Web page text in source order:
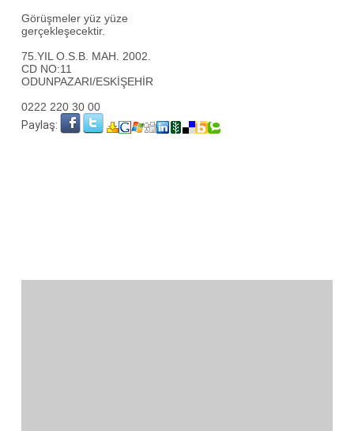
Görüşmeler yüz yüze
gerçekleşecektir.
75.YIL O.S.B. MAH. 2002.
CD NO:11
ODUNPAZARI/ESKİŞEHİR
0222 220 30 00
Paylaş: